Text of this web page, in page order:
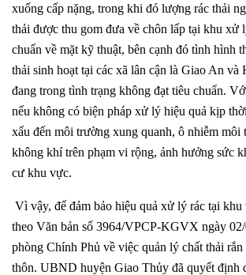
xuống cấp nặng, trong khi đó lượng rác thải
thải được thu gom đưa về chôn lấp tại khu xử
chuẩn về mặt kỹ thuật, bên cạnh đó tình hình
thải sinh hoạt tại các xã lân cận là Giao An và
đang trong tình trạng không đạt tiêu chuẩn.
nếu không có biện pháp xử lý hiệu quả kịp
xấu đến môi trường xung quanh, ô nhiễm môi
không khí trên phạm vi rộng, ảnh hưởng sức
cư khu vực.
Vì vậy, để đảm bảo hiệu quả xử lý rác tại
theo Văn bản số 3964/VPCP-KGVX ngày
phòng Chính Phủ về việc quản lý chất thải
thôn. UBND huyện Giao Thủy đã quyết định